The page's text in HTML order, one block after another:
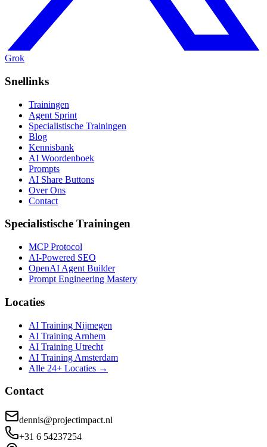
Grok
Snellinks
Trainingen
Agent Sprint
Specialistische Trainingen
Blog
Kennisbank
AI Woordenboek
Prompts
AI Share Buttons
Over Ons
Contact
Specialistische Trainingen
MCP Protocol
AI-Powered SEO
OpenAI Agent Builder
Prompt Engineering Mastery
Locaties
AI Training Nijmegen
AI Training Arnhem
AI Training Utrecht
AI Training Amsterdam
Alle 24+ Locaties →
Contact
dennis@projectimpact.nl
+31 6 54237254